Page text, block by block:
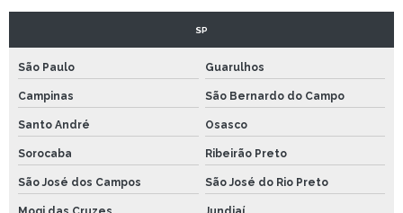
SP
São Paulo Guarulhos
Campinas São Bernardo do Campo
Santo André Osasco
Sorocaba Ribeirão Preto
São José dos Campos São José do Rio Preto